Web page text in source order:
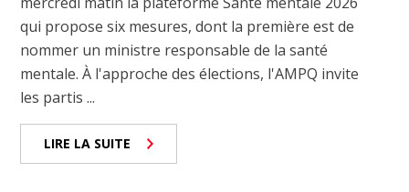
qui propose six mesures, dont la première est de
nommer un ministre responsable de la santé
mentale. À l'approche des élections, l'AMPQ invite
les partis ...
LIRE LA SUITE